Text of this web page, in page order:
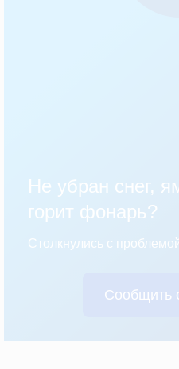
Не убран снег,
горит фонарь?
Столкнулись с
Сообщить